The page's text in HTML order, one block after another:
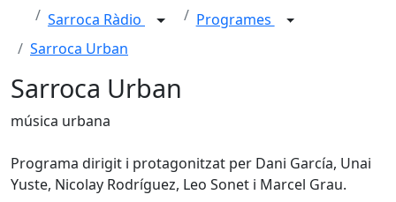
Sarroca Ràdio
Programes
Sarroca Urban
Sarroca Urban
música urbana
Programa dirigit i protagonitzat per Dani García, Unai
Yuste, Nicolay Rodríguez, Leo Sonet i Marcel Grau.